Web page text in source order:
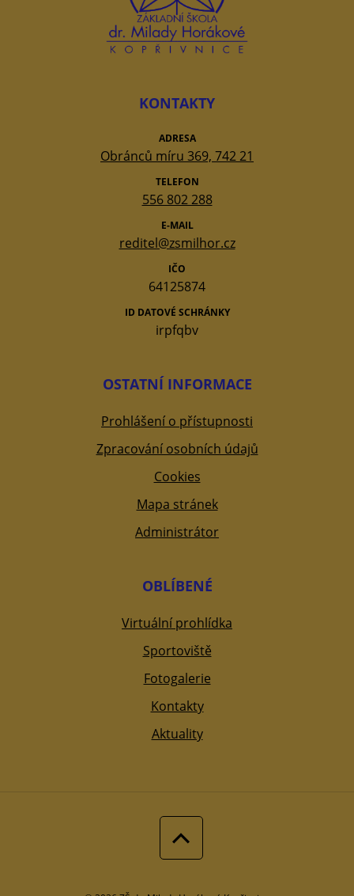
KONTAKTY
ADRESA
Obránců míru 369, 742 21
TELEFON
556 802 288
E-MAIL
reditel@zsmilhor.cz
IČO
64125874
ID DATOVÉ SCHRÁNKY
irpfqbv
OSTATNÍ INFORMACE
Prohlášení o přístupnosti
Zpracování osobních údajů
Cookies
Mapa stránek
Administrátor
OBLÍBENÉ
Virtuální prohlídka
Sportoviště
Fotogalerie
Kontakty
Aktuality